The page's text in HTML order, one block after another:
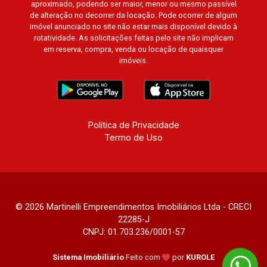
Barcelona, Cidade de Zurique, L`Essence,
Magna Vista, British Columbia, Dijon, Jardim de
Luxemburgo, Exklusiv Golf, Exklusiv Essenz,
Mirante CondoClub, Hydeperk, Urban, Stuttgart,
Mondrian, Bahamas, Monte Sinai, Pennsylvania,
Villa Toscana, Sur Le Jardin, Atlanta, Sapucaia,
Van Gogh, Cenário, Parc Sul, Alleanza D`Oro,
Caramuru, Quintessence, Liber Condomínio
Resort, Asas do Sul, Tapuias Residencial,
Toulouse, Saint Étienne, Monet, Rembrandt,
Montreux, Genève, Quebec, Blue Note, Noruega,
Normandie, Jataí, Via Frattina e Triomphe.
Ribeirão Preto.
aproximado, podendo ser maior, menor ou mesmo passível
de alteração no decorrer da locação. Pode ocorrer de algum
imóvel anunciado no site não estar mais disponível devido à
rotatividade. As solicitações feitas pelo site não implicam
em reserva, compra, venda ou locação de quaisquer
imóveis.
Política de Privacidade
Termo de Uso
© 2026 Martinelli Empreendimentos Imobiliários Ltda - CRECI
22285-J
CNPJ: 01.703.236/0001-57
Sistema Imobiliário Feito com por KUROLE